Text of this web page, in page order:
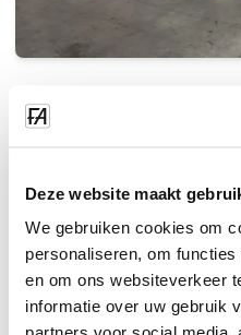
Deze website maakt
We gebruiken cookies om
personaliseren, om
en om ons websiteverkeer
informatie over uw gebruik
'n Totaal van 8 spanne het
beheeringenieurswese;
ingenieurswese;
Bestuursingenieurswese
Università Cattolica del